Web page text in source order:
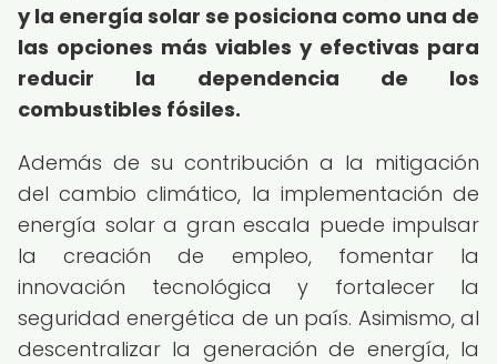
y la energía solar se posiciona como una de
las opciones más viables y efectivas para
reducir la dependencia de los
combustibles fósiles.
Además de su contribución a la mitigación
del cambio climático, la implementación de
energía solar a gran escala puede impulsar
la creación de empleo, fomentar la
innovación tecnológica y fortalecer la
seguridad energética de un país. Asimismo, al
descentralizar la generación de energía, la